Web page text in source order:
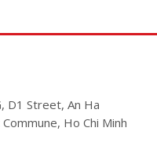
D1 Street, An Ha
Ho Chi Minh